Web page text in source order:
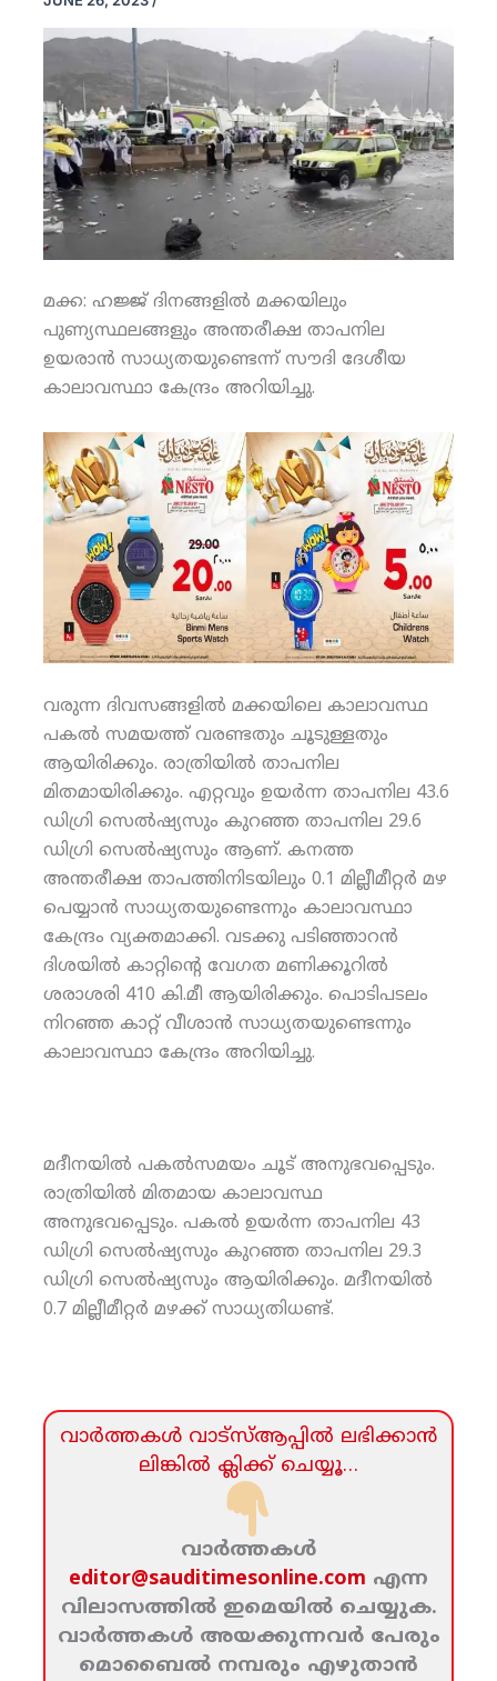
മക്ക: ഹജ്ജ് ദിനങ്ങളില്‍ മക്കയിലും
പുണ്യസ്ഥലങ്ങളും അന്തരീക്ഷ താപനില
ഉയരാന്‍ സാധ്യതയുണ്ടെന്ന് സൗദി ദേശീയ
കാലാവസ്ഥാ കേന്ദ്രം അറിയിച്ചു.
വരുന്ന ദിവസങ്ങളില്‍ മക്കയിലെ കാലാവസ്ഥ
പകല്‍ സമയത്ത് വരണ്ടതും ചൂടുള്ളതും
ആയിരിക്കും. രാത്രിയില്‍ താപനില
മിതമായിരിക്കും. എറ്റവും ഉയര്‍ന്ന താപനില 43.6
ഡിഗ്രി സെല്‍ഷ്യസും കുറഞ്ഞ താപനില 29.6
ഡിഗ്രി സെല്‍ഷ്യസും ആണ്. കനത്ത
അന്തരീക്ഷ താപത്തിനിടയിലും 0.1 മില്ലീമീറ്റര്‍ മഴ
പെയ്യാന്‍ സാധ്യതയുണ്ടെന്നും കാലാവസ്ഥാ
കേന്ദ്രം വ്യക്തമാക്കി. വടക്കു പടിഞ്ഞാറന്‍
ദിശയില്‍ കാറ്റിന്റെ വേഗത മണിക്കൂറില്‍
ശരാശരി 410 കി.മീ ആയിരിക്കും. പൊടിപടലം
നിറഞ്ഞ കാറ്റ് വീശാന്‍ സാധ്യതയുണ്ടെന്നും
കാലാവസ്ഥാ കേന്ദ്രം അറിയിച്ചു.
മദീനയില്‍ പകല്‍സമയം ചൂട് അനുഭവപ്പെടും.
രാത്രിയില്‍ മിതമായ കാലാവസ്ഥ
അനുഭവപ്പെടും. പകല്‍ ഉയര്‍ന്ന താപനില 43
ഡിഗ്രി സെല്‍ഷ്യസും കുറഞ്ഞ താപനില 29.3
ഡിഗ്രി സെല്‍ഷ്യസും ആയിരിക്കും. മദീനയില്‍
0.7 മില്ലീമീറ്റര്‍ മഴക്ക് സാധ്യതിധണ്ട്.
വാര്‍ത്തകള്‍ വാട്‌സ്‌ആപ്പില്‍ ലഭിക്കാന്‍
ലിങ്കില്‍ ക്ലിക്ക്‌ ചെയ്യൂ…
വാര്‍ത്തകള്‍
editor@sauditimesonline.com എന്ന
വിലാസത്തില്‍ ഇമെയില്‍ ചെയ്യുക.
വാര്‍ത്തകള്‍ അയക്കുന്നവര്‍ പേരും
മൊബൈല്‍ നമ്പരും എഴുതാന്‍